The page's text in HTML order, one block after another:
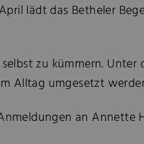
lädt das Betheler
zu kümmern.
Alltag umgesetzt
an Annette